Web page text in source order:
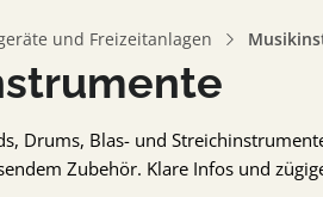
und Freizeitanlagen
Drums, Blas- und
Zubehör. Klare Infos und